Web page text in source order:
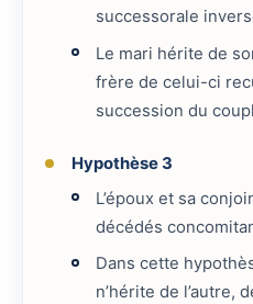
successorale
Le mari hérite de
frère de celui-ci
succession du
Hypothèse 3
L’époux et sa
décédés
Dans cette
n’hérite de l’autre,